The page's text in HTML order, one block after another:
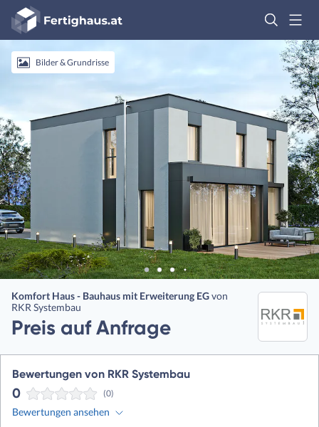
Fertighaus
Logo
AnmeldenBilder & Grundrisse
Komfort Haus - Bauhaus mit Erweiterung EGvon
RKR Systembau
Preis auf Anfrage
Bewertungen von RKR Systembau
0 (0)
Bewertungen ansehen